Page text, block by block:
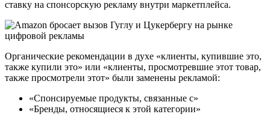
ставку на спонсорскую рекламу внутри маркетплейса.
Органические рекомендации в духе «клиенты, купившие это,
также купили это» или «клиенты, просмотревшие этот товар,
также просмотрели этот» были заменены рекламой:
«Спонсируемые продукты, связанные с»
«Бренды, относящиеся к этой категории»